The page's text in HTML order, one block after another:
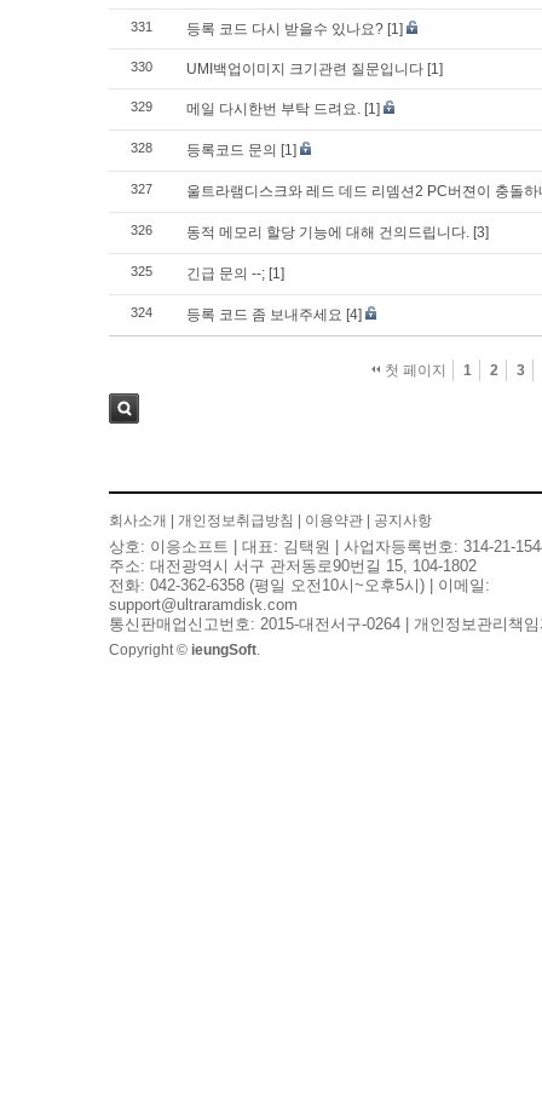
331 등록 코드 다시 받을수 있나요? [1]
330 UMI백업이미지 크기관련 질문입니다 [1]
329 메일 다시한번 부탁 드려요. [1]
328 등록코드 문의 [1]
327 울트라램디스크와 레드 데드 리뎀션2 PC버젼이 충돌하
326 동적 메모리 할당 기능에 대해 건의드립니다. [3]
325 긴급 문의 --; [1]
324 등록 코드 좀 보내주세요 [4]
첫 페이지 1 2 3
회사소개 개인정보취급방침 이용약관 공지사항
상호: 이응소프트 | 대표: 김택원 | 사업자등록번호: 314-21-
주소: 대전광역시 서구 관저동로90번길 15, 104-1802
전화: 042-362-6358 (평일 오전10시~오후5시) | 이메일:
support@ultraramdisk.com
통신판매업신고번호: 2015-대전서구-0264 | 개인정보관리책
Copyright © ieungSoft.